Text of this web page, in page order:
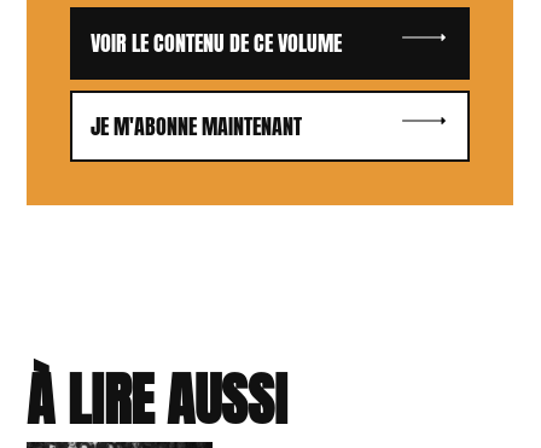
VOIR LE CONTENU DE CE VOLUME
JE M'ABONNE MAINTENANT
À LIRE AUSSI